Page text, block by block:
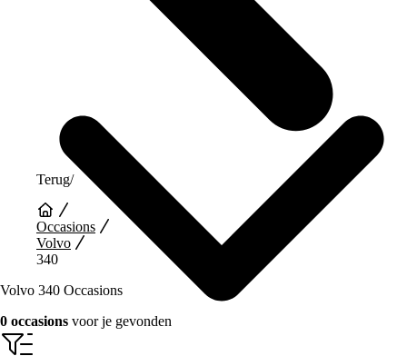
Terug/
Occasions
Volvo
340
Volvo 340 Occasions
0 occasions voor je gevonden